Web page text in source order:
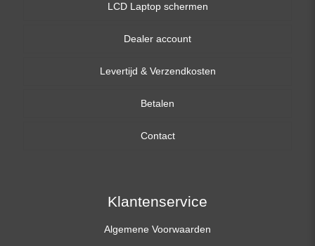
LCD Laptop schermen
13,3 inch
14,0 inch
15,6 inch
17,3 inch
Dealer account
Levertijd & Verzendkosten
Betalen
Contact
Klantenservice
Algemene Voorwaarden